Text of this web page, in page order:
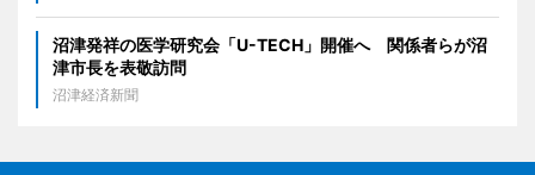
沼津発祥の医学研究会「U-TECH」開催へ 関係者らが沼
津市長を表敬訪問
沼津経済新聞